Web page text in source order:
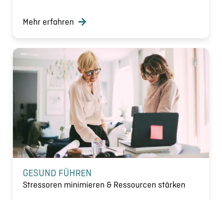
Mehr erfahren
GESUND FÜHREN
Stressoren minimieren & Ressourcen stärken